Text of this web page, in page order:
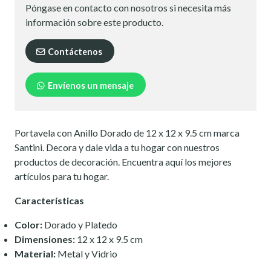
Póngase en contacto con nosotros si necesita más
información sobre este producto.
Contáctenos
Envíenos un mensaje
Portavela con Anillo Dorado de 12 x 12 x 9.5 cm marca
Santini. Decora y dale vida a tu hogar con nuestros
productos de decoración. Encuentra aquí los mejores
artículos para tu hogar.
Características
Color: Dorado y Platedo
Dimensiones: 12 x 12 x 9.5 cm
Material: Metal y Vidrio